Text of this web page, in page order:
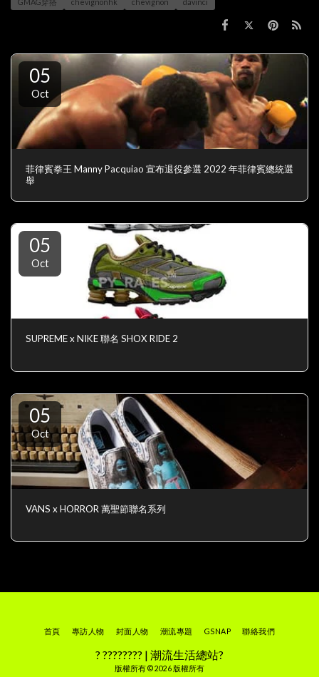
GMAG穿搭 chevignonhk chevignon davinci
05
Oct
菲律賓拳王 Manny Pacquiao 宣布退役參選 2022 年菲律賓總統選
舉
05
Oct
SUPREME x NIKE 聯名 SHOX RIDE 2
05
Oct
VANS x HORROR 萬聖節聯名系列
? ???????? | 潮流生活總站?
版權所有 © 2026 版權所有
首頁 專訪人物 封面人物 潮流專題 GSNAP 聯絡我們